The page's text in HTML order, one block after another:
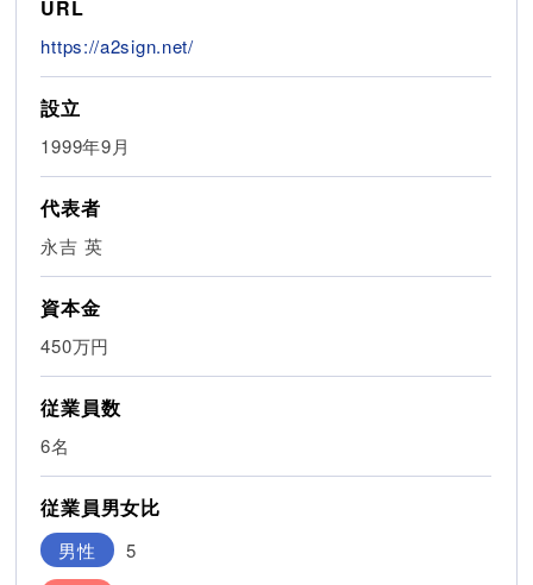
URL
https://a2sign.net/
設立
1999年9月
代表者
永吉 英
資本金
450万円
従業員数
6名
従業員男女比
男性
5